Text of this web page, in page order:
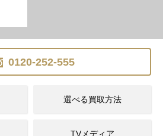
0120-252-555
選べる買取方法
TVメディア